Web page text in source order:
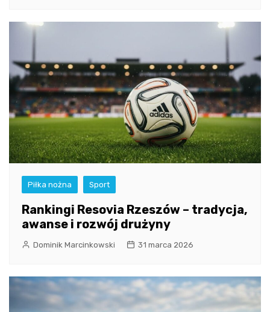
Piłka nożna Sport
Rankingi Resovia Rzeszów – tradycja,
awanse i rozwój drużyny
Dominik Marcinkowski 31 marca 2026